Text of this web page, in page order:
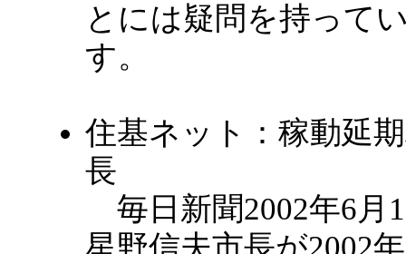
とには疑問を持って
す。
住基ネット：稼動延
長
毎日新聞2002年6月